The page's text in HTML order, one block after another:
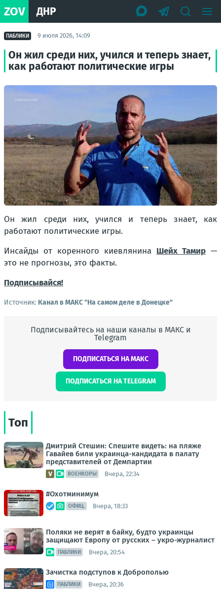
ZOV ДНР
ПАБЛИКИ 9 июля 2026, 14:09
Он жил среди них, учился и теперь знает,
как работают политические игры
Он жил среди них, учился и теперь знает, как
работают политические игры.
Инсайды от коренного киевлянина Шейх Тамир —
это не прогнозы, это факты.
Подписывайся!
Источник: Канал в МАКС "На самом деле в Донецке"
Подписывайтесь на наши каналы в МАКС и
Telegram
ПОДПИСАТЬСЯ НА МАКС
ПОДПИСАТЬСЯ НА TELEGRAM
Топ
Дмитрий Стешин: Спешите видеть: на пляже
Гавайев били украинца-кандидата в палату
представителей от Демпартии
ВОЕНКОРЫ Вчера, 22:34
#Охотминимум
ОФИЦ. Вчера, 18:33
Поляки не верят в байку, будто украинцы
защищают Европу от русских – укро-журналист
ПАБЛИКИ Вчера, 20:54
Зачистка подступов к Доброполью
ПАБЛИКИ Вчера, 20:36